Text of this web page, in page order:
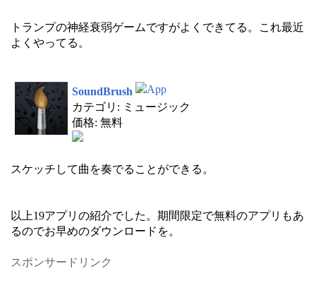
トランプの神経衰弱ゲームですがよくできてる。これ最近
よくやってる。
SoundBrush
カテゴリ: ミュージック
価格: 無料
スケッチして曲を奏でることができる。
以上19アプリの紹介でした。期間限定で無料のアプリもあ
るのでお早めのダウンロードを。
スポンサードリンク